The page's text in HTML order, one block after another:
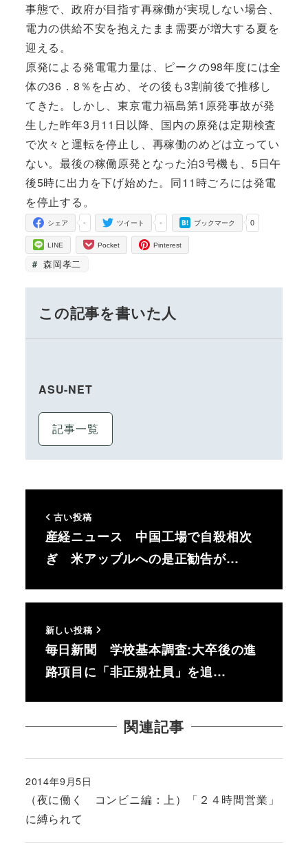
事態で、政府が目指す再稼働が実現しない場合、
電力の供給不安を抱えたまま需要が増大する夏を
迎える。
原発による発電電力量は、ピークの98年度には全
体の36．8％を占め、その後も3割前後で推移し
てきた。しかし、東京電力福島第1原発事故が発
生した昨年3月11日以降、国内の原発は定期検査
で次々と運転を停止し、再稼働のめどは立ってい
ない。最後の稼働原発となった泊3号機も、5日午
後5時に出力を下げ始めた。同11時ごろには発電
を停止する。
-
シェア -
ツイート 0
ブックマーク
LINE Pocket Pinterest
森岡孝二
この記事を書いた人
ASU-NET
記事一覧
古い投稿
産経ニュース 中国工場で自殺相次
ぎ 米アップルへの是正勧告が…
新しい投稿
毎日新聞 学校基本調査:大卒後の進
路項目に「非正規社員」を追…
関連記事
（夜に働く コンビニ編：上）「２４時間営業」
に縛られて
投稿日
2014年9月5日